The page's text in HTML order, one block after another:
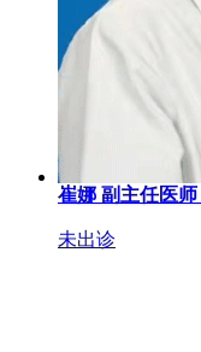
崔娜 副主任医师
未出诊